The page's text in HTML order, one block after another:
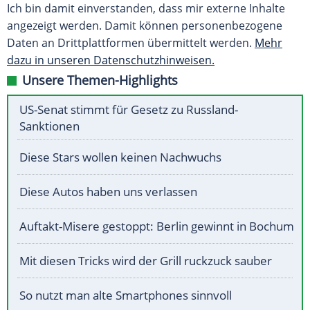
Ich bin damit einverstanden, dass mir externe Inhalte
angezeigt werden. Damit können personenbezogene
Daten an Drittplattformen übermittelt werden. Mehr
dazu in unseren Datenschutzhinweisen.
Unsere Themen-Highlights
US-Senat stimmt für Gesetz zu Russland-
Sanktionen
Diese Stars wollen keinen Nachwuchs
Diese Autos haben uns verlassen
Auftakt-Misere gestoppt: Berlin gewinnt in Bochum
Mit diesen Tricks wird der Grill ruckzuck sauber
So nutzt man alte Smartphones sinnvoll